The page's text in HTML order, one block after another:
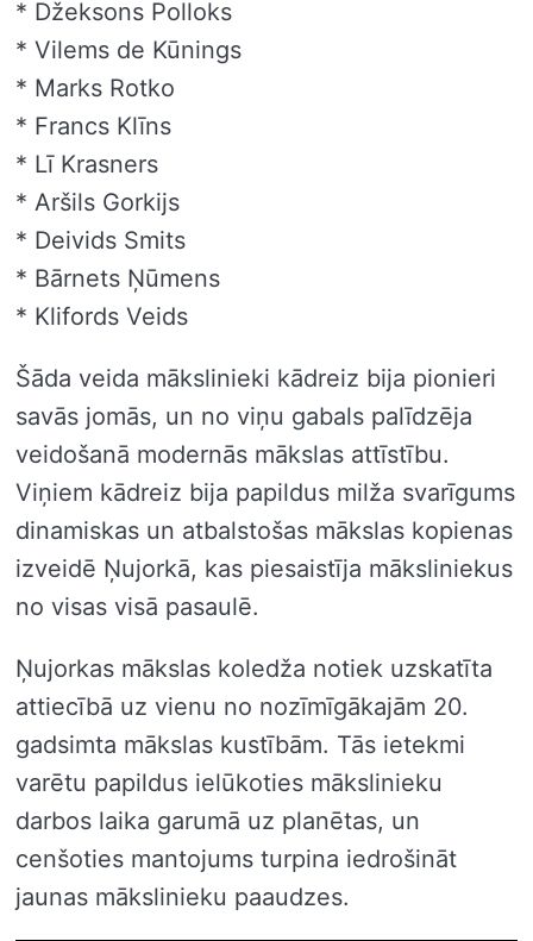
* Džeksons Polloks
* Vilems de Kūnings
* Marks Rotko
* Francs Klīns
* Lī Krasners
* Aršils Gorkijs
* Deivids Smits
* Bārnets Ņūmens
* Klifords Veids
Šāda veida mākslinieki kādreiz bija pionieri
savās jomās, un no viņu gabals palīdzēja
veidošanā modernās mākslas attīstību.
Viņiem kādreiz bija papildus milža svarīgums
dinamiskas un atbalstošas ​​mākslas kopienas
izveidē Ņujorkā, kas piesaistīja māksliniekus
no visas visā pasaulē.
Ņujorkas mākslas koledža notiek uzskatīta
attiecībā uz vienu no nozīmīgākajām 20.
gadsimta mākslas kustībām. Tās ietekmi
varētu papildus ielūkoties mākslinieku
darbos laika garumā uz planētas, un
cenšoties mantojums turpina iedrošināt
jaunas mākslinieku paaudzes.